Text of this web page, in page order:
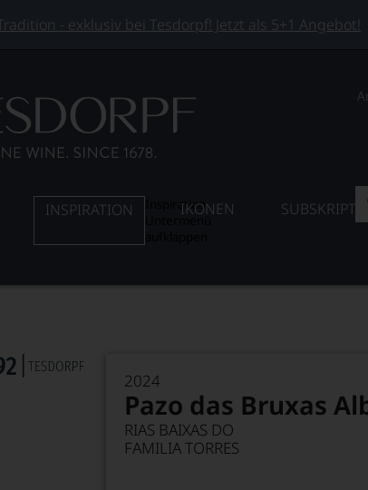
- exklusiv bei Tesdorpf! Jetzt als 5+1 Angebot!
INSPIRATION
InspirationIKONEN
2024
Pazo das Bruxas
RIAS BAIXAS DO
FAMILIA TORRES